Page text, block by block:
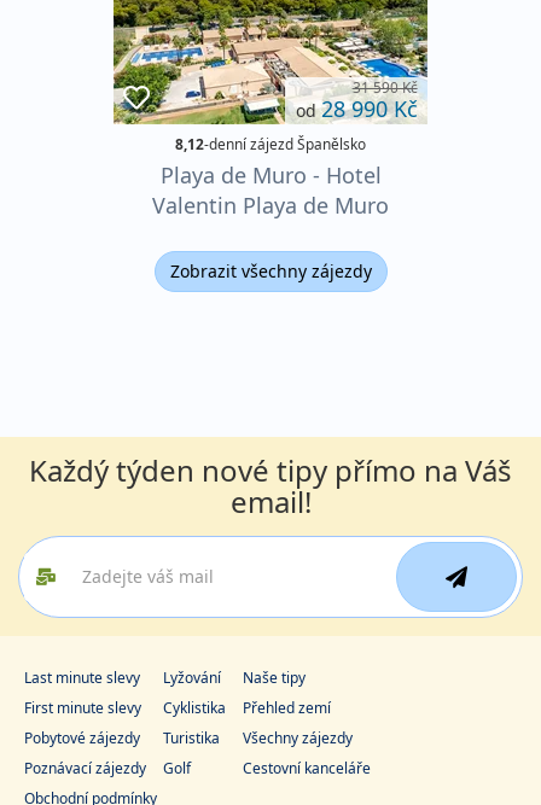
31 590 Kč
od28 990 Kč
8,12-denní zájezd Španělsko
Playa de Muro - Hotel
Valentin Playa de Muro
Zobrazit všechny zájezdy
Každý týden nové tipy přímo na Váš
email!
Last minute slevy
First minute slevy
Pobytové zájezdy
Poznávací zájezdy
Lyžování
Cyklistika
Turistika
Golf
Naše tipy
Přehled zemí
Všechny zájezdy
Cestovní kanceláře
Obchodní podmínky